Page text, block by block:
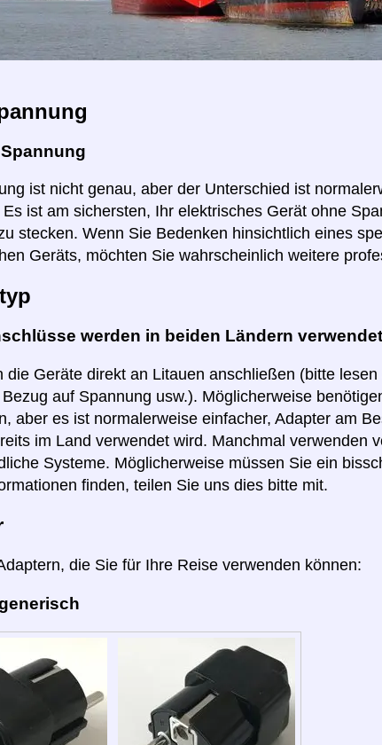
ist nicht genau, aber der Unterschied ist
ist am sichersten, Ihr elektrisches Gerät ohne
stecken. Wenn Sie Bedenken hinsichtlich eines
Geräts, möchten Sie wahrscheinlich weitere
werden in beiden Ländern verwendet
die Geräte direkt an Litauen anschließen (bitte
auf Spannung usw.). Möglicherweise
aber es ist normalerweise einfacher, Adapter am
im Land verwendet wird. Manchmal verwenden
Systeme. Möglicherweise müssen Sie ein
finden, teilen Sie uns dies bitte mit.
die Sie für Ihre Reise verwenden können: